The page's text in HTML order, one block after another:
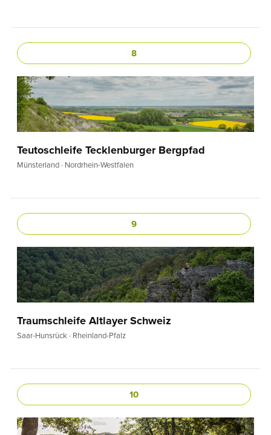
8
Teutoschleife Tecklenburger Bergpfad
Münsterland · Nordrhein-Westfalen
9
Traumschleife Altlayer Schweiz
Saar-Hunsrück · Rheinland-Pfalz
10